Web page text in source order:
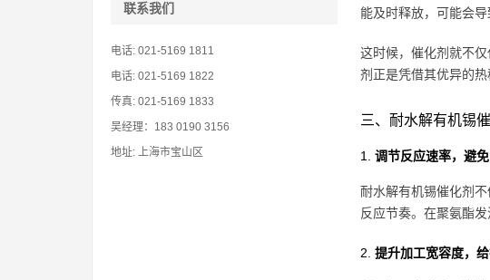
能及时释放，可能会
这时候，催化剂就不
剂正是凭借其优异的
三、耐水解有机锡
1. 调节反应速率，避
耐水解有机锡催化剂
反应节奏。在聚氨酯
2. 提升加工宽容度，
联系我们
电话: 021-5169 1811
电话: 021-5169 1822
传真: 021-5169 1833
吴经理：183 0190 3156
地址: 上海市宝山区